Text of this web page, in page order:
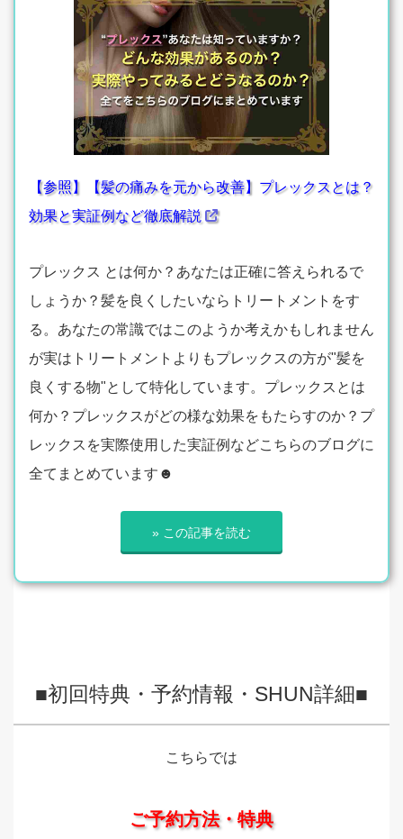
【参照】【髪の痛みを元から改善】プレックスとは？
効果と実証例など徹底解説
プレックス とは何か？あなたは正確に答えられるで
しょうか？髪を良くしたいならトリートメントをす
る。あなたの常識ではこのようか考えかもしれません
が実はトリートメントよりもプレックスの方が"髪を
良くする物"として特化しています。プレックスとは
何か？プレックスがどの様な効果をもたらすのか？プ
レックスを実際使用した実証例などこちらのブログに
全てまとめています☻
» この記事を読む
■初回特典・予約情報・SHUN詳細■
こちらでは
ご予約方法・特典